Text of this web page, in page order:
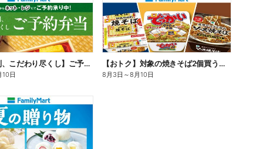
【旨さ格別、こだわり尽くし】ご予約弁当
10日
【おトク】対象の焼きそば2個買うと100円引き!
8月3日 ～8月10日